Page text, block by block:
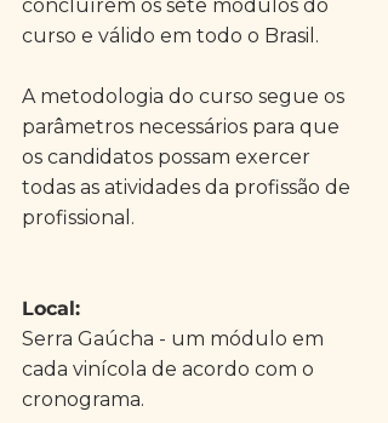
concluírem os sete módulos do
curso e válido em todo o Brasil.
A metodologia do curso segue os
parâmetros necessários para que
os candidatos possam exercer
todas as atividades da profissão de
profissional.
Local:
Serra Gaúcha - um módulo em
cada vinícola de acordo com o
cronograma.